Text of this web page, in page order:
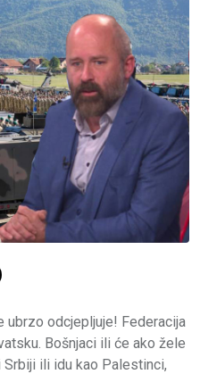
ubrzo odcjepljuje! Federacija
Bošnjaci ili će ako žele
ili idu kao Palestinci,